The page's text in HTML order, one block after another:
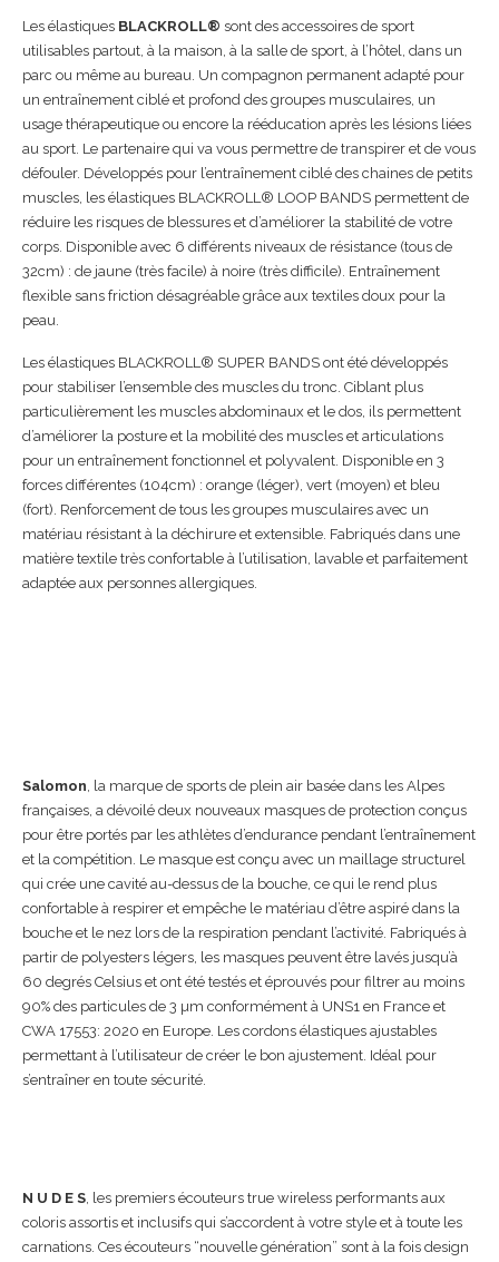
Les élastiques BLACKROLL® sont des accessoires de sport
utilisables partout, à la maison, à la salle de sport, à l’hôtel, dans un
parc ou même au bureau. Un compagnon permanent adapté pour
un entraînement ciblé et profond des groupes musculaires, un
usage thérapeutique ou encore la rééducation après les lésions liées
au sport. Le partenaire qui va vous permettre de transpirer et de vous
défouler. Développés pour l’entraînement ciblé des chaines de petits
muscles, les élastiques BLACKROLL® LOOP BANDS permettent de
réduire les risques de blessures et d’améliorer la stabilité de votre
corps. Disponible avec 6 différents niveaux de résistance (tous de
32cm) : de jaune (très facile) à noire (très difficile). Entraînement
flexible sans friction désagréable grâce aux textiles doux pour la
peau.
Les élastiques BLACKROLL® SUPER BANDS ont été développés
pour stabiliser l’ensemble des muscles du tronc. Ciblant plus
particulièrement les muscles abdominaux et le dos, ils permettent
d’améliorer la posture et la mobilité des muscles et articulations
pour un entraînement fonctionnel et polyvalent. Disponible en 3
forces différentes (104cm) : orange (léger), vert (moyen) et bleu
(fort). Renforcement de tous les groupes musculaires avec un
matériau résistant à la déchirure et extensible. Fabriqués dans une
matière textile très confortable à l’utilisation, lavable et parfaitement
adaptée aux personnes allergiques.
Salomon, la marque de sports de plein air basée dans les Alpes
françaises, a dévoilé deux nouveaux masques de protection conçus
pour être portés par les athlètes d’endurance pendant l’entraînement
et la compétition. Le masque est conçu avec un maillage structurel
qui crée une cavité au-dessus de la bouche, ce qui le rend plus
confortable à respirer et empêche le matériau d’être aspiré dans la
bouche et le nez lors de la respiration pendant l’activité. Fabriqués à
partir de polyesters légers, les masques peuvent être lavés jusqu’à
60 degrés Celsius et ont été testés et éprouvés pour filtrer au moins
90% des particules de 3 µm conformément à UNS1 en France et
CWA 17553: 2020 en Europe. Les cordons élastiques ajustables
permettant à l’utilisateur de créer le bon ajustement. Idéal pour
s’entraîner en toute sécurité.
N U D E S, les premiers écouteurs true wireless performants aux
coloris assortis et inclusifs qui s’accordent à votre style et à toute les
carnations. Ces écouteurs “nouvelle génération” sont à la fois design